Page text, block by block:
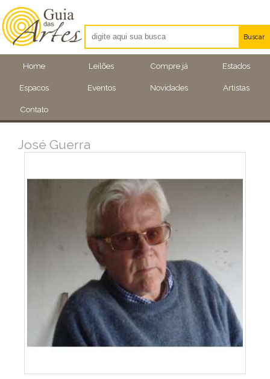
Home Leilões Compre já Estados
Espacos Eventos Novidades Artistas
Contato
Buscar
Artistas
Eventos
José Guerra